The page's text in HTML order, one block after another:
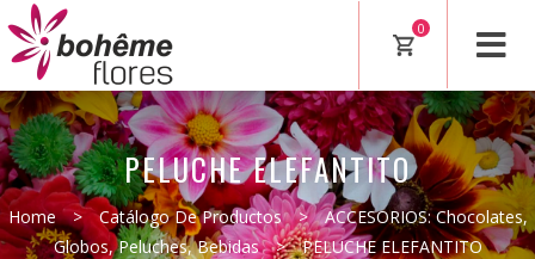
0
PELUCHE ELEFANTITO
Home > Catálogo De Productos >
ACCESORIOS: Chocolates,
Globos, Peluches, Bebidas
> PELUCHE ELEFANTITO